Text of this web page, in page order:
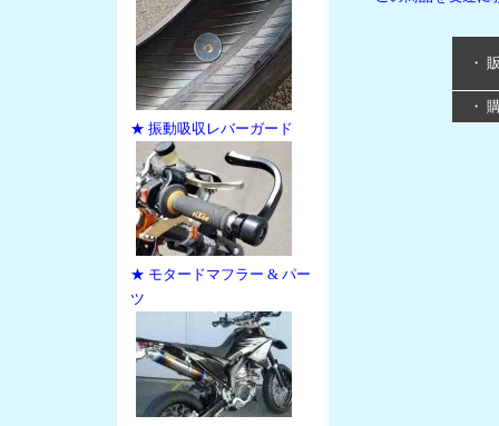
★ 振動吸収レバーガード
★ モタードマフラー & パー
ツ
・
・